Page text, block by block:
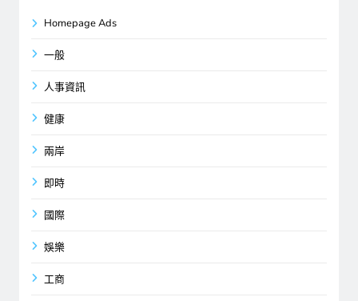
Homepage Ads
一般
人事資訊
健康
兩岸
即時
國際
娛樂
工商